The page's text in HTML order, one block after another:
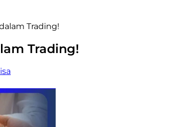
Trading!
Trading!